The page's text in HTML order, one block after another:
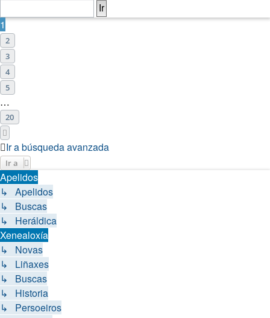
1
2
3
4
5
…
20
Ir a búsqueda avanzada
Ir a
Apelidos
↳ Apelidos
↳ Buscas
↳ Heráldica
Xenealoxía
↳ Novas
↳ Liñaxes
↳ Buscas
↳ Historia
↳ Persoeiros